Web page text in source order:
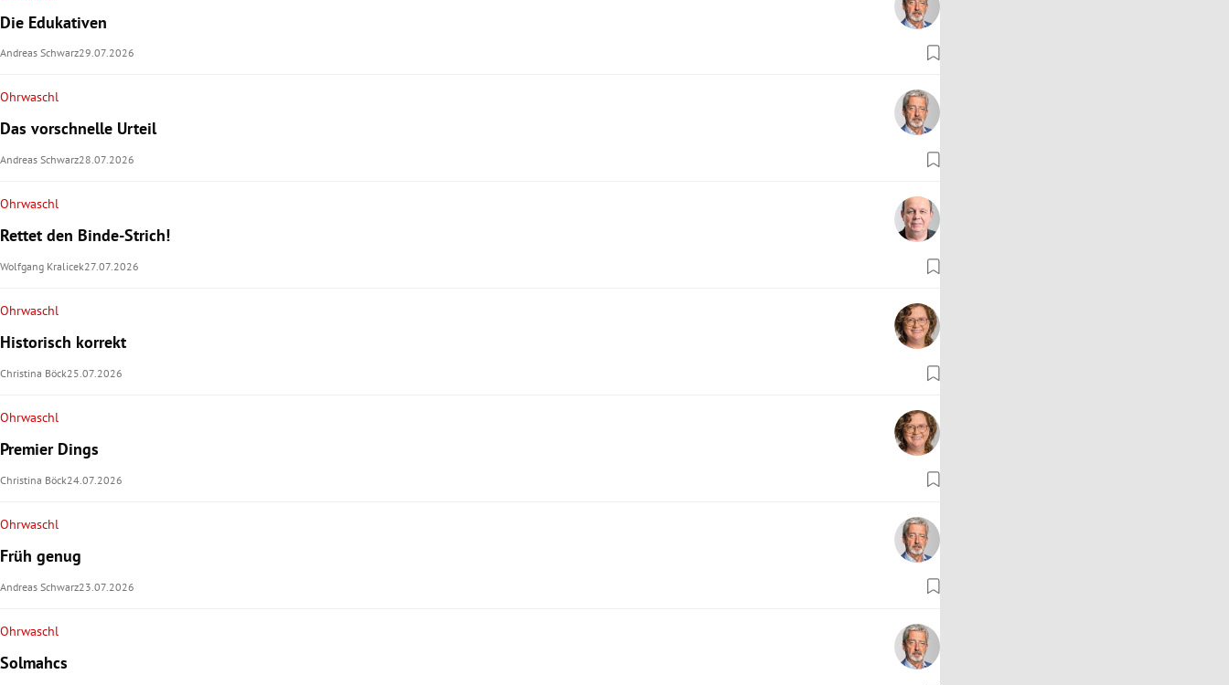
Die Edukativen
Andreas Schwarz29.07.2026
Ohrwaschl
Das vorschnelle Urteil
Andreas Schwarz28.07.2026
Ohrwaschl
Rettet den Binde-Strich!
Wolfgang Kralicek27.07.2026
Ohrwaschl
Historisch korrekt
Christina Böck25.07.2026
Ohrwaschl
Premier Dings
Christina Böck24.07.2026
Ohrwaschl
Früh genug
Andreas Schwarz23.07.2026
Ohrwaschl
Solmahcs